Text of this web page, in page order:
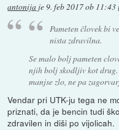
antonija je9. feb 2017 ob 11:43
Pameten človek bi
nista zdravilna.
Se malo bolj pameten
njih bolj skodljiv kot
manjse zlo, ne pa
Vendar pri UTK-ju tega ne
priznati, da je bencin tudi
zdravilen in diši po vijolicah.